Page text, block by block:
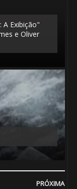
Exibição"
e Oliver
PRÓXIMA